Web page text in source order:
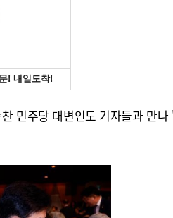
민주당 대변인도 기자들과 만